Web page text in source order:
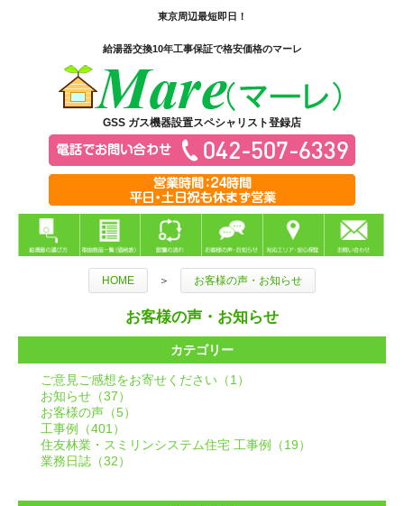
東京周辺最短即日！
給湯器交換10年工事保証で格安価格のマーレ
GSS ガス機器設置スペシャリスト登録店
HOME ＞ お客様の声・お知らせ
お客様の声・お知らせ
カテゴリー
ご意見ご感想をお寄せください（1）
お知らせ（37）
お客様の声（5）
工事例（401）
住友林業・スミリンシステム住宅 工事例（19）
業務日誌（32）